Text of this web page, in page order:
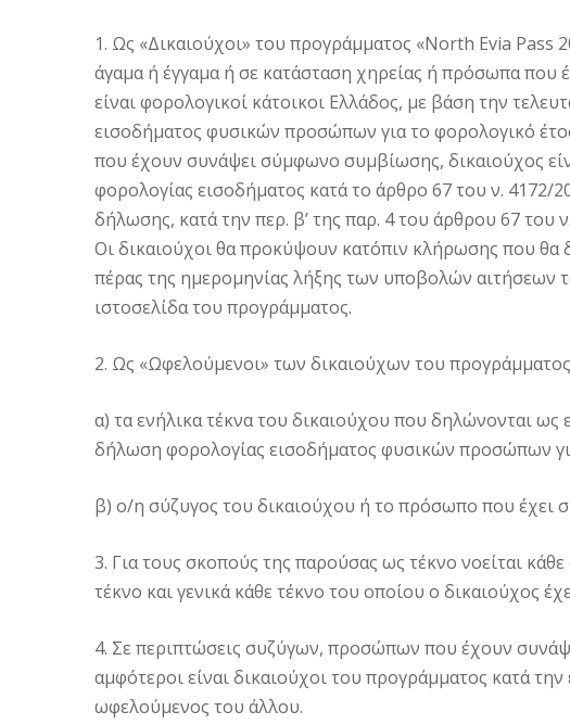
1. Ως «Δικαιούχοι» του προγράμματος «North Evia Pass
άγαμα ή έγγαμα ή σε κατάσταση χηρείας ή πρόσωπα
είναι φορολογικοί κάτοικοι Ελλάδος, με βάση την
εισοδήματος φυσικών προσώπων για το φορολογικό
που έχουν συνάψει σύμφωνο συμβίωσης, δικαιούχος
φορολογίας εισοδήματος κατά το άρθρο 67 του ν.
δήλωσης, κατά την περ. β’ της παρ. 4 του άρθρου 67 του
Οι δικαιούχοι θα προκύψουν κατόπιν κλήρωσης που θα
πέρας της ημερομηνίας λήξης των υποβολών αιτήσεων
ιστοσελίδα του προγράμματος.
2. Ως «Ωφελούμενοι» των δικαιούχων του
α) τα ενήλικα τέκνα του δικαιούχου που δηλώνονται ως
δήλωση φορολογίας εισοδήματος φυσικών προσώπων
β) ο/η σύζυγος του δικαιούχου ή το πρόσωπο που έχει
3. Για τους σκοπούς της παρούσας ως τέκνο νοείται
τέκνο και γενικά κάθε τέκνο του οποίου ο δικαιούχος
4. Σε περιπτώσεις συζύγων, προσώπων που έχουν
αμφότεροι είναι δικαιούχοι του προγράμματος κατά
ωφελούμενος του άλλου.